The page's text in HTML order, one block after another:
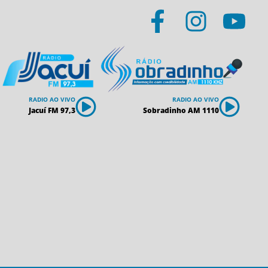
RADIO AO VIVO
Jacuí FM 97,3
RADIO AO VIVO
Sobradinho AM 1110